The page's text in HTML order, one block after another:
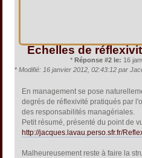
Echelles de
* Réponse #2 le: 16
* Modifié: 16 janvier 2012, 02:43:12 par
En management se pose
degrés de réflexivité pratiqués par
des responsabilités managériales.
Petit résumé, présenté du point de
http://jacques.lavau.perso.sfr.fr/
Malheureusement reste à faire la